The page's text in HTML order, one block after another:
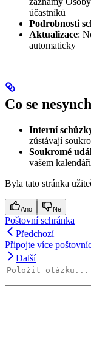
účastníků
Podrobnosti
Aktualizace:
automaticky
Co se
Interní
zůstávají
Soukromé
vašem kalendáři
Byla tato stránka
Ano Ne
Poštovní schránka
Předchozí
Připojte více
Další